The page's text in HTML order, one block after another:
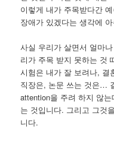
이렇게 내가 주목받다간
장애가 있겠다는 생각에
사실 우리가 살면서 얼마
리가 주목 받지 못하는 것
시험은 내가 잘 보려나, 결
직장은, 논문 쓰는 것은…
attention을 주려 하지 않
는 것입니다. 그리고 그것
니다.